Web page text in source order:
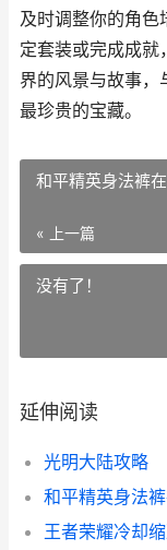
及时调整你的角色
定套装或完成成就
界的风景与故事，
最珍贵的宝藏。
和平精英身法裤
« 上一篇
没有了！
延伸阅读
光明大陆攻略
和平精英身法
王者荣耀冷却